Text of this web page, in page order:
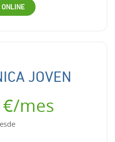
JOVEN
mes